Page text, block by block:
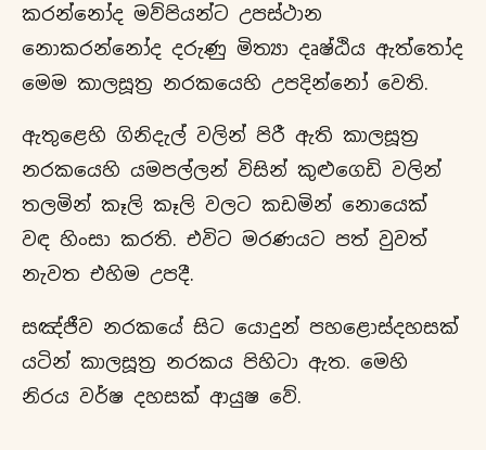
කරන්නෝද මව්පියන්ට උපස්ථාන
නොකරන්නෝද දරුණු මිත්‍යා දෘෂ්ඨිය ඇත්තෝද
මෙම කාලසූත්‍ර නරකයෙහි උපදින්නෝ වෙති.
ඇතුළෙහි ගිනිදැල් වලින් පිරී ඇති කාලසූත්‍ර
නරකයෙහි යමපල්ලන් විසින් කුළුගෙඩි වලින්
තලමින් කෑලි කෑලි වලට කඩමින් නොයෙක්
වඳ හිංසා කරති. එවිට මරණයට පත් වුවත්
නැවත එහිම උපදී.
සඤ්ජීව නරකයේ සිට යොදුන් පහළොස්දහසක්
යටින් කාලසූත්‍ර නරකය පිහිටා ඇත. මෙහි
නිරය වර්ෂ දහසක් ආයුෂ වේ.